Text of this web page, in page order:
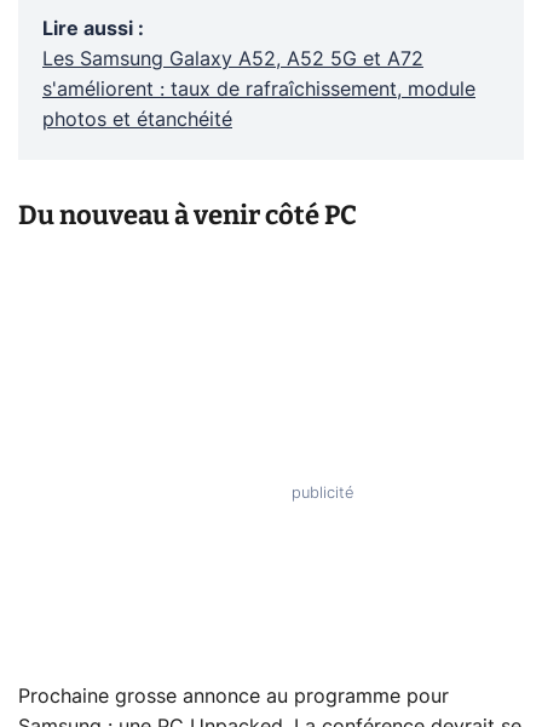
Lire aussi :
Les Samsung Galaxy A52, A52 5G et A72
s'améliorent : taux de rafraîchissement, module
photos et étanchéité
Du nouveau à venir côté PC
Prochaine grosse annonce au programme pour